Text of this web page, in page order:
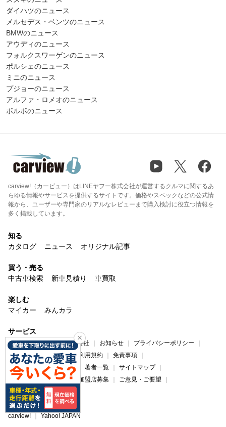
ダイハツのニュース
メルセデス・ベンツのニュース
BMWのニュース
アウディのニュース
フォルクスワーゲンのニュース
ポルシェのニュース
ミニのニュース
プジョーのニュース
アルファ・ロメオのニュース
ボルボのニュース
carview!（カービュー）はLINEヤフー株式会社が運営するクルマに関するあ
らゆる情報やサービスを提供するサイトです。価格やスペックなどの公式情
報から、ユーザーや専門家のリアルなレビューまで購入検討に役立つ情報を
多く掲載しています。
知る
カタログ
ニュース オリジナル記事
買う・売る
中古車検索
新車見積り 車買取
楽しむ
マイカー
みんカラ
サービス
carview!について 運営会社 お知らせ
プライバシーポリシー
プライバシーセンター
利用規約
免責事項
コンテンツ制作ポリシー
著者一覧
サイトマップ
広告掲載について
法人加盟店募集
ご意見・ご要望
ヘルプ・お問い合わせ
carview! Yahoo! JAPAN